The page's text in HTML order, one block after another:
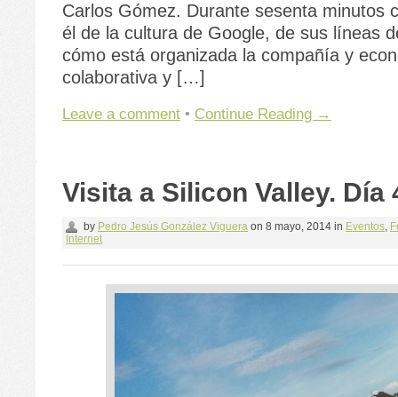
Carlos Gómez. Durante sesenta minutos
él de la cultura de Google, de sus líneas
cómo está organizada la compañía y
colaborativa y […]
Leave a comment • Continue Reading →
Visita a Silicon Valley. Día
by Pedro Jesús González Viguera on 8 mayo, 2014 in Eventos
Internet